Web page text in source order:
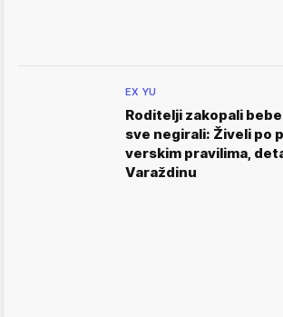
EX YU
Roditelji zakopali
sve negirali: Živeli po
verskim pravilima,
Varaždinu